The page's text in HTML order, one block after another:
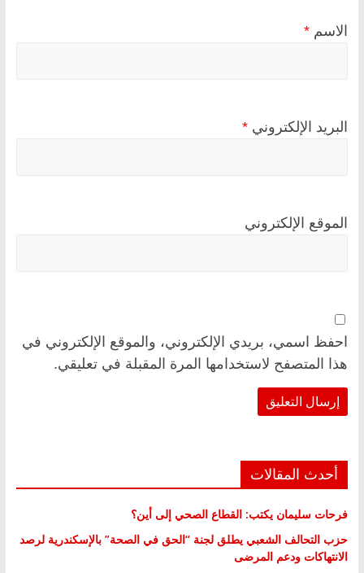
الاسم *
البريد الإلكتروني *
الموقع الإلكتروني
احفظ اسمي، بريدي الإلكتروني، والموقع الإلكتروني في
هذا المتصفح لاستخدامها المرة المقبلة في تعليقي.
أحدث المقالات
فرحات سليمان يكتب: القطاع الصحي إلى أين؟
حزب التحالف الشعبي يطلق لجنة “الحق في الصحة” بالإسكندرية لرصد
الانتهاكات ودعم المرضى